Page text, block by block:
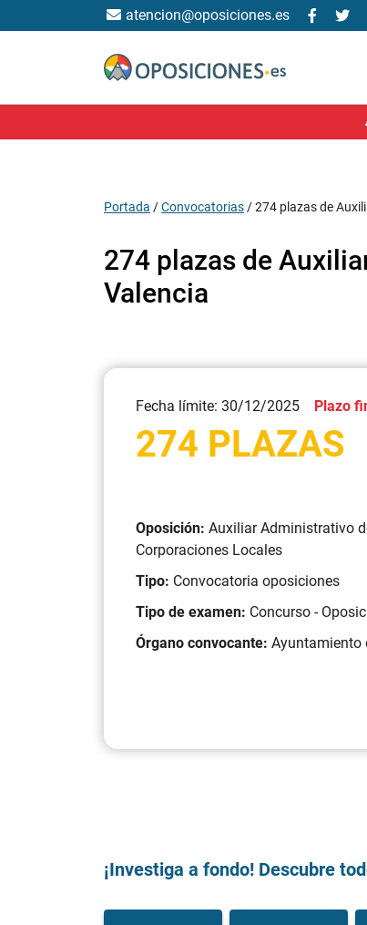
atencion@oposiciones.es
Portada /Convocatorias /274 plazas de
274 plazas de
Valencia
Fecha límite: 30/12/2025 Plazo
274 PLAZAS
Oposición: Auxiliar Administrativo
Corporaciones Locales
Tipo: Convocatoria oposiciones
Tipo de examen: Concurso -
Órgano convocante: Ayuntamiento
¡Investiga a fondo! Descubre